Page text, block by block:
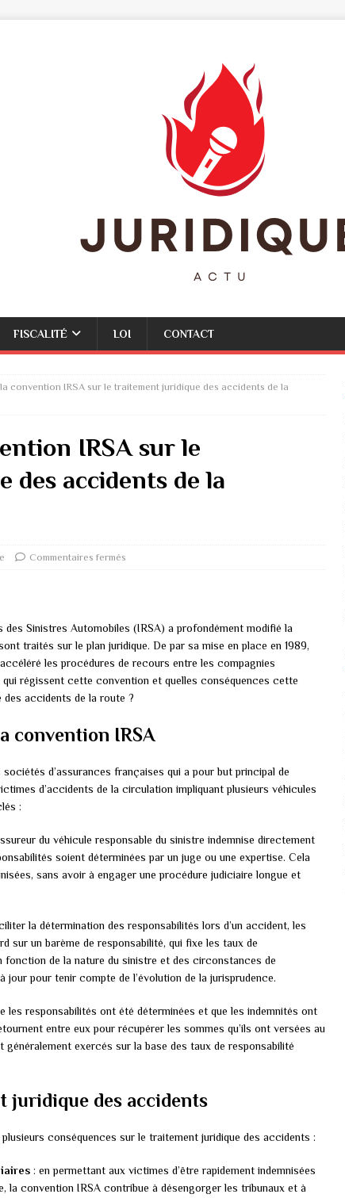
FISCALITÉ LOI CONTACT
la convention IRSA sur le traitement juridique des accidents de la
IRSA sur le
accidents de la
Commentaires fermés
des Sinistres Automobiles (IRSA) a profondément modifié la
traités sur le plan juridique. De par sa mise en place en 1989,
les procédures de recours entre les compagnies
qui régissent cette convention et quelles conséquences cette
accidents de la route ?
convention IRSA
d’assurances françaises qui a pour but principal de
d’accidents de la circulation impliquant plusieurs véhicules
:
du véhicule responsable du sinistre indemnise directement
soient déterminées par un juge ou une expertise. Cela
sans avoir à engager une procédure judiciaire longue et
la détermination des responsabilités lors d’un accident, les
sur un barème de responsabilité, qui fixe les taux de
de la nature du sinistre et des circonstances de
jour pour tenir compte de l’évolution de la jurisprudence.
les responsabilités ont été déterminées et que les indemnités ont
entre eux pour récupérer les sommes qu’ils ont versées au
exercés sur la base des taux de responsabilité
juridique des accidents
conséquences sur le traitement juridique des accidents :
: en permettant aux victimes d’être rapidement indemnisées
la convention IRSA contribue à désengorger les tribunaux et à